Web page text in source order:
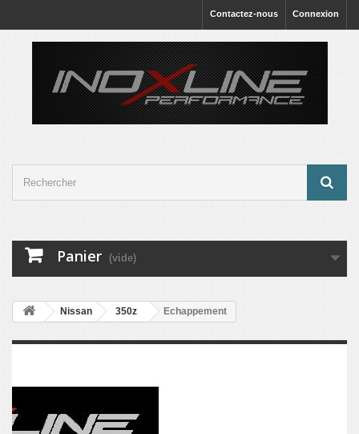
Connexion
Contactez-nous
Panier (vide)
Nissan 350z Echappement